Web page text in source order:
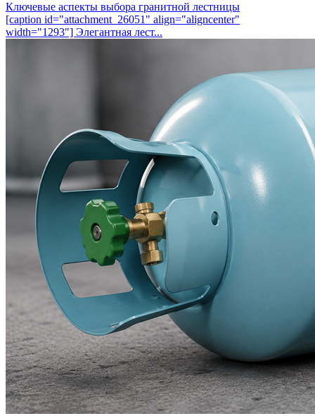
Ключевые аспекты выбора гранитной лестницы
[caption id="attachment_26051" align="aligncenter"
width="1293"] Элегантная лест...